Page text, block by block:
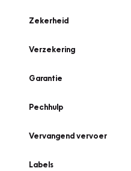
Zekerheid
Verzekering
Garantie
Pechhulp
Vervangend vervoer
Labels